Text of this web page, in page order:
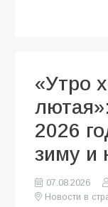
«Утро
2026
зиму и
07.08.2026
Новости в